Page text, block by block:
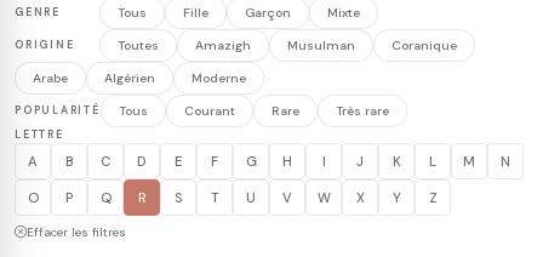
GENRE Tous Fille Garçon Mixte
ORIGINE Toutes Amazigh Musulman Coranique
Arabe Algérien Moderne
POPULARITÉ Tous Courant Rare Très rare
LETTRE
A B C D E F G H I J K L M N
O P Q R S T U V W X Y Z
Effacer les filtres